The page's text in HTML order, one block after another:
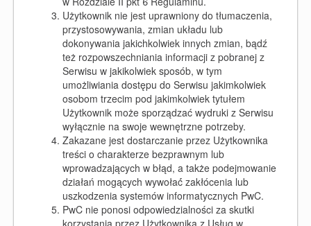
Użytkownik nie jest uprawniony do tłumaczenia,
przystosowywania, zmian układu lub
dokonywania jakichkolwiek innych zmian, bądź
też rozpowszechniania informacji z pobranej z
Serwisu w jakikolwiek sposób, w tym
umożliwiania dostępu do Serwisu jakimkolwiek
osobom trzecim pod jakimkolwiek tytułem
Użytkownik może sporządzać wydruki z Serwisu
wyłącznie na swoje wewnętrzne potrzeby.
Zakazane jest dostarczanie przez Użytkownika
treści o charakterze bezprawnym lub
wprowadzających w błąd, a także podejmowanie
działań mogących wywołać́ zakłócenia lub
uszkodzenia systemów informatycznych PwC.
PwC nie ponosi odpowiedzialności za skutki
korzystania przez Użytkownika z Usług w